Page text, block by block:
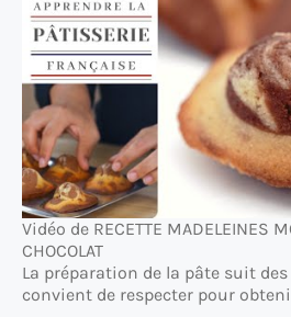
Vidéo de RECETTE MADELEINES
CHOCOLAT
La préparation de la pâte suit des
convient de respecter pour